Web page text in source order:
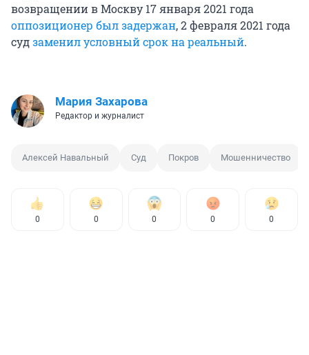
возвращении в Москву 17 января 2021 года
оппозиционер был задержан, 2 февраля 2021 года
судзаменил условный срок на реальный.
Мария Захарова
Редактор и журналист
Алексей Навальный Суд Покров Мошенничество
0 0 0 0 0